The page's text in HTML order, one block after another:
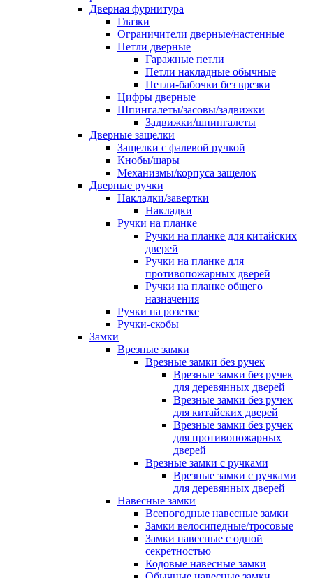
Дверная фурнитура
Глазки
Ограничители дверные/настенные
Петли дверные
Гаражные петли
Петли накладные обычные
Петли-бабочки без врезки
Цифры дверные
Шпингалеты/засовы/задвижки
Задвижки/шпингалеты
Дверные защелки
Защелки с фалевой ручкой
Кнобы/шары
Механизмы/корпуса защелок
Дверные ручки
Накладки/завертки
Накладки
Ручки на планке
Ручки на планке для китайских
дверей
Ручки на планке для
противопожарных дверей
Ручки на планке общего
назначения
Ручки на розетке
Ручки-скобы
Замки
Врезные замки
Врезные замки без ручек
Врезные замки без ручек
для деревянных дверей
Врезные замки без ручек
для китайских дверей
Врезные замки без ручек
для противопожарных
дверей
Врезные замки с ручками
Врезные замки с ручками
для деревянных дверей
Навесные замки
Всепогодные навесные замки
Замки велосипедные/тросовые
Замки навесные с одной
секретностью
Кодовые навесные замки